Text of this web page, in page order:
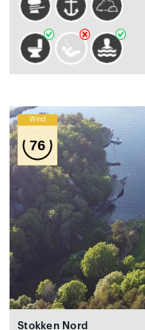
Wind
76
Stokken Nord